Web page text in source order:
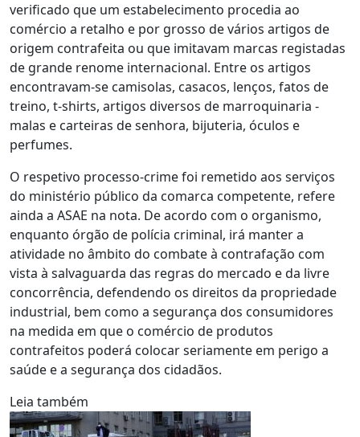
verificado que um estabelecimento procedia ao
comércio a retalho e por grosso de vários artigos de
origem contrafeita ou que imitavam marcas registadas
de grande renome internacional. Entre os artigos
encontravam-se camisolas, casacos, lenços, fatos de
treino, t-shirts, artigos diversos de marroquinaria -
malas e carteiras de senhora, bijuteria, óculos e
perfumes.
O respetivo processo-crime foi remetido aos serviços
do ministério público da comarca competente, refere
ainda a ASAE na nota. De acordo com o organismo,
enquanto órgão de polícia criminal, irá manter a
atividade no âmbito do combate à contrafação com
vista à salvaguarda das regras do mercado e da livre
concorrência, defendendo os direitos da propriedade
industrial, bem como a segurança dos consumidores
na medida em que o comércio de produtos
contrafeitos poderá colocar seriamente em perigo a
saúde e a segurança dos cidadãos.
Leia também